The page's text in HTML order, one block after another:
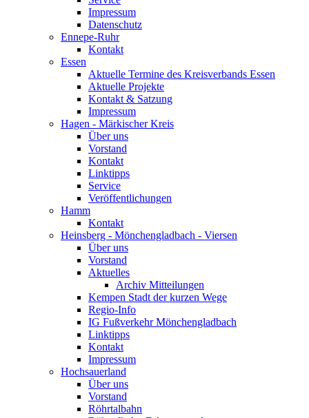
Impressum
Datenschutz
Ennepe-Ruhr
Kontakt
Essen
Aktuelle Termine des Kreisverbands Essen
Aktuelle Projekte
Kontakt & Satzung
Impressum
Hagen - Märkischer Kreis
Über uns
Vorstand
Kontakt
Linktipps
Service
Veröffentlichungen
Hamm
Kontakt
Heinsberg - Mönchengladbach - Viersen
Über uns
Vorstand
Aktuelles
Archiv Mitteilungen
Kempen Stadt der kurzen Wege
Regio-Info
IG Fußverkehr Mönchengladbach
Linktipps
Kontakt
Impressum
Hochsauerland
Über uns
Vorstand
Röhrtalbahn